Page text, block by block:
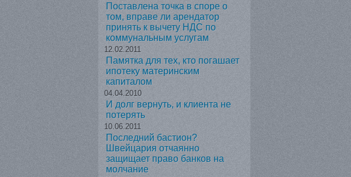
Поставлена точка в споре о
том, вправе ли арендатор
принять к вычету НДС по
коммунальным услугам
12.02.2011
Памятка для тех, кто погашает
ипотеку материнским
капиталом
04.04.2010
И долг вернуть, и клиента не
потерять
10.06.2011
Последний бастион?
Швейцария отчаянно
защищает право банков на
молчание